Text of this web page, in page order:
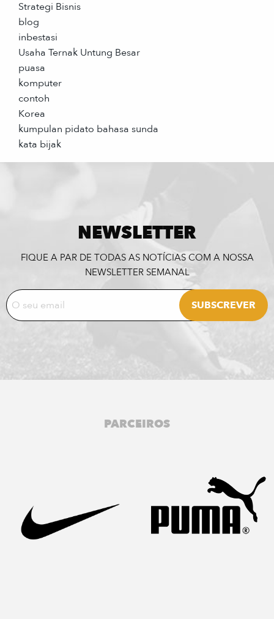
Strategi Bisnis
blog
inbestasi
Usaha Ternak Untung Besar
puasa
komputer
contoh
Korea
kumpulan pidato bahasa sunda
kata bijak
NEWSLETTER
FIQUE A PAR DE TODAS AS NOTÍCIAS COM A NOSSA
NEWSLETTER SEMANAL
PARCEIROS